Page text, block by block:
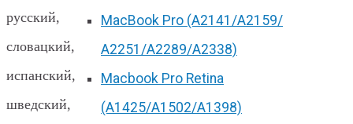
MacBook Pro (А2141/А2159/
А2251/A2289/A2338)
Macbook Pro Retina
(А1425/A1502/A1398)
русский,
словацкий,
испанский,
шведский,